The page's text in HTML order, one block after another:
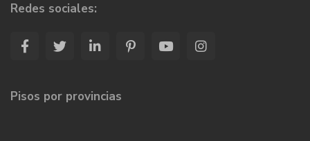
Redes sociales:
Pisos por provincias